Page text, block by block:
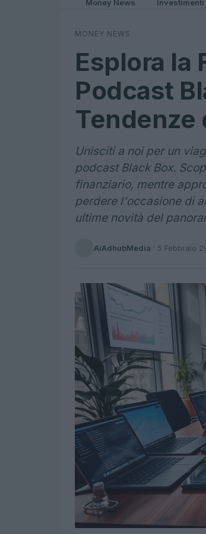
Money News Investimenti
MONEY NEWS
Esplora la
Podcast
Tendenze
Unisciti a noi per un
podcast Black Box.
finanziario, mentre
perdere l'occasione di
ultime novità del
AiAdhubMedia · 5 Febbraio